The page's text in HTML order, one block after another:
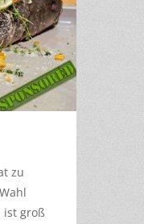
zu
ist groß